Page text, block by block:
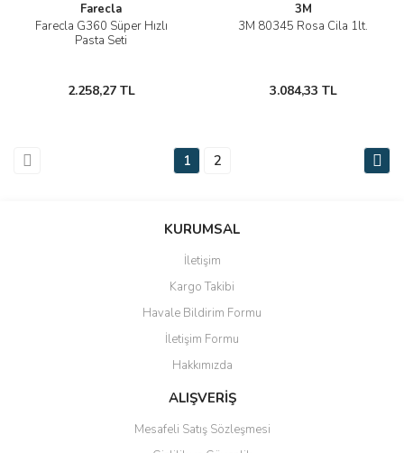
Farecla
Farecla G360 Süper Hızlı
Pasta Seti
2.258,27 TL
3M
3M 80345 Rosa Cila 1lt.
3.084,33 TL
1 2
KURUMSAL
İletişim
Kargo Takibi
Havale Bildirim Formu
İletişim Formu
Hakkımızda
ALIŞVERİŞ
Mesafeli Satış Sözleşmesi